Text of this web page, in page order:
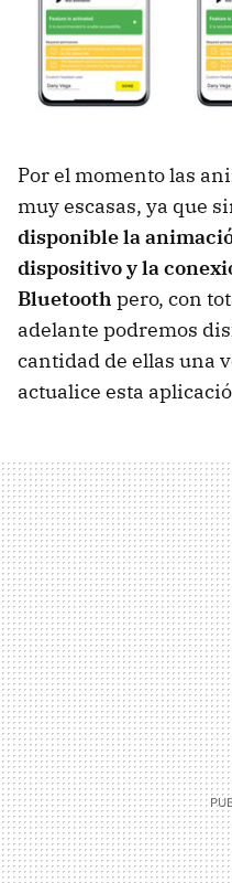
Por el momento las
muy escasas, ya que
disponible la
dispositivo y la
Bluetooth pero, con
adelante podremos
cantidad de ellas una
actualice esta